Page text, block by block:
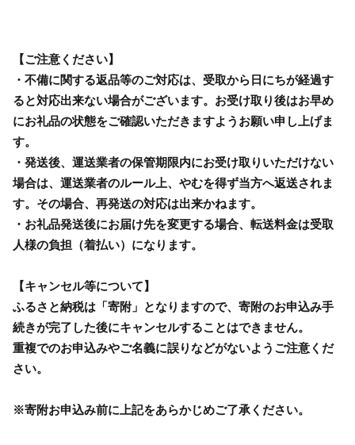
【ご注意ください】
・不備に関する返品等のご対応は、受取から日にちが経過す
ると対応出来ない場合がございます。お受け取り後はお早め
にお礼品の状態をご確認いただきますようお願い申し上げま
す。
・発送後、運送業者の保管期限内にお受け取りいただけない
場合は、運送業者のルール上、やむを得ず当方へ返送されま
す。その場合、再発送の対応は出来かねます。
・お礼品発送後にお届け先を変更する場合、転送料金は受取
人様の負担（着払い）になります。
【キャンセル等について】
ふるさと納税は「寄附」となりますので、寄附のお申込み手
続きが完了した後にキャンセルすることはできません。
重複でのお申込みやご名義に誤りなどがないようご注意くだ
さい。
※寄附お申込み前に上記をあらかじめご了承ください。